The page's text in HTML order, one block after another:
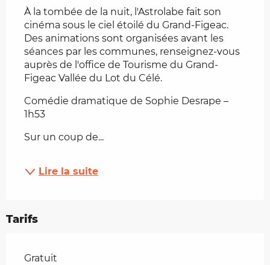
À la tombée de la nuit, l'Astrolabe fait son
cinéma sous le ciel étoilé du Grand-Figeac.
Des animations sont organisées avant les
séances par les communes, renseignez-vous
auprès de l'office de Tourisme du Grand-
Figeac Vallée du Lot du Célé.
Comédie dramatique de Sophie Desrape –
1h53
Sur un coup de...
Lire la suite
Tarifs
Tarifs 2026
Gratuit